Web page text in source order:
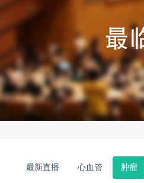
最新直播 心血管 肿瘤